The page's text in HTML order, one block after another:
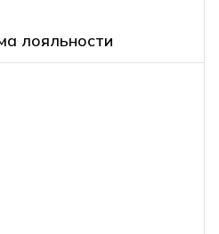
лояльности